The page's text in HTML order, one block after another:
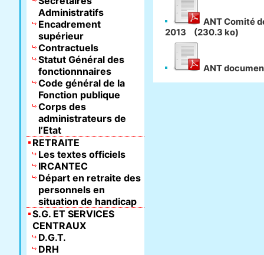
ANT Comité
2013
(230.3 ko)
ANT
Administratifs
Encadrement
supérieur
Contractuels
Statut Général des
fonctionnnaires
Code général de la
Fonction publique
Corps des
administrateurs de
l’Etat
RETRAITE
Les textes officiels
IRCANTEC
Départ en retraite des
personnels en
situation de handicap
S.G. ET SERVICES
CENTRAUX
D.G.T.
DRH